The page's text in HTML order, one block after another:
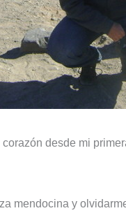
desde mi
mendocina y